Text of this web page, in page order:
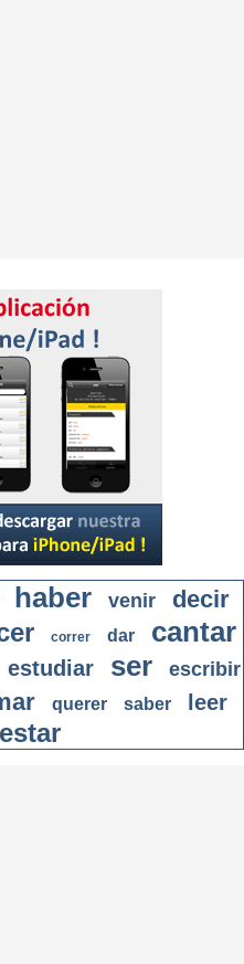
haber venir
decir
correr dar cantar
estudiar ser escribir
querer saber leer
estar